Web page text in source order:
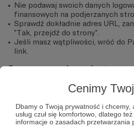
Cenimy
Dbamy o Twoją prywatność i
usług czuł się komfortowo, dlatego
informacje o zasadach przetwarzania
Nie podawaj swoich danych
finansowych na podjerzanych
Sprawdź dokładnie adres URL,
"Tak, przejdź do strony".
Jeśli masz wątpliwości, wróć do
link.
Czy na pewno chcesz
Tak, przejdź do
Pozostań na